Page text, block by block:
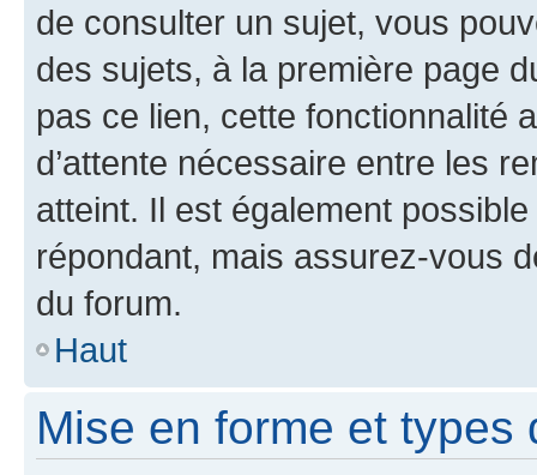
de consulter un sujet, vous
des sujets, à la première page
pas ce lien, cette fonctionnalité
d’attente nécessaire entre les
atteint. Il est également
répondant, mais assurez-vous
du forum.
Haut
Mise en forme et types